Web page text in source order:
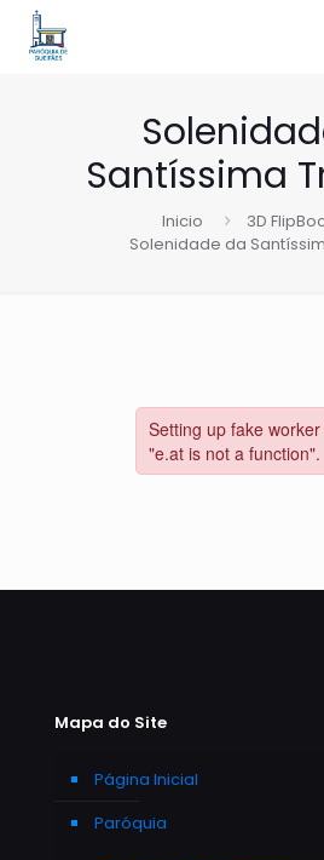
Santíssima
Inicio
3D
Solenidade da
Mapa do Site
Página Inicial
Paróquia